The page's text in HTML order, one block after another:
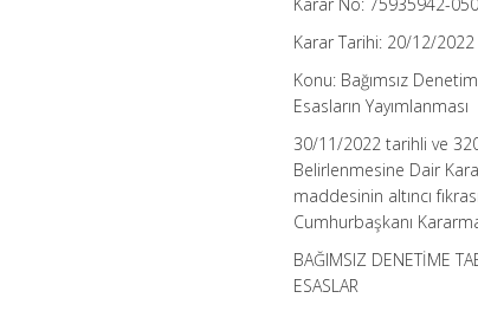
Karar Tarihi: 20/12/2022
Konu: Bağımsız
Esasların Yayımlanması
30/11/2022 tarihli ve
Belirlenmesine Dair
maddesinin altıncı
Cumhurbaşkanı
BAĞIMSIZ DENETİME
ESASLAR